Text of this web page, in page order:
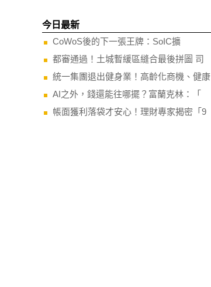
今日最新
CoWoS後的下一張王牌：SoIC擴
都審通過！土城暫緩區縫合最後拼圖 司
統一集團退出健身業！高齡化商機、健康
AI之外，錢還能往哪擺？富蘭克林：「
帳面獲利落袋才安心！理財專家揭密「9